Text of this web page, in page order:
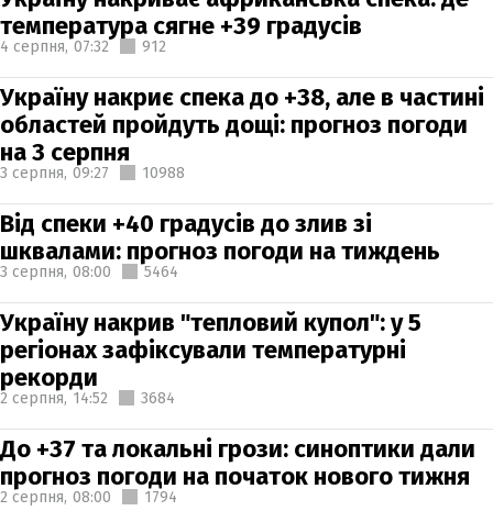
температура сягне +39 градусів
4 серпня, 07:32 912
Україну накриє спека до +38, але в частині
областей пройдуть дощі: прогноз погоди
на 3 серпня
3 серпня, 09:27 10988
Від спеки +40 градусів до злив зі
шквалами: прогноз погоди на тиждень
3 серпня, 08:00 5464
Україну накрив "тепловий купол": у 5
регіонах зафіксували температурні
рекорди
2 серпня, 14:52 3684
До +37 та локальні грози: синоптики дали
прогноз погоди на початок нового тижня
2 серпня, 08:00 1794